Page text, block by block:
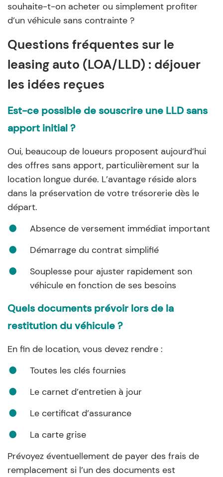
souhaite-t-on acheter ou simplement profiter
d’un véhicule sans contrainte ?
Questions fréquentes sur le
leasing auto (LOA/LLD) : déjouer
les idées reçues
Est-ce possible de souscrire une LLD sans
apport initial ?
Oui, beaucoup de loueurs proposent aujourd’hui
des offres sans apport, particulièrement sur la
location longue durée. L’avantage réside alors
dans la préservation de votre trésorerie dès le
départ.
Absence de versement immédiat important
Démarrage du contrat simplifié
Souplesse pour ajuster rapidement son
véhicule en fonction de ses besoins
Quels documents prévoir lors de la
restitution du véhicule ?
En fin de location, vous devez rendre :
Toutes les clés fournies
Le carnet d’entretien à jour
Le certificat d’assurance
La carte grise
Prévoyez éventuellement de payer des frais de
remplacement si l’un des documents est